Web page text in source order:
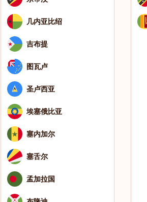
几内亚比绍
吉布提
图瓦卢
圣卢西亚
埃塞俄比亚
塞内加尔
塞舌尔
孟加拉国